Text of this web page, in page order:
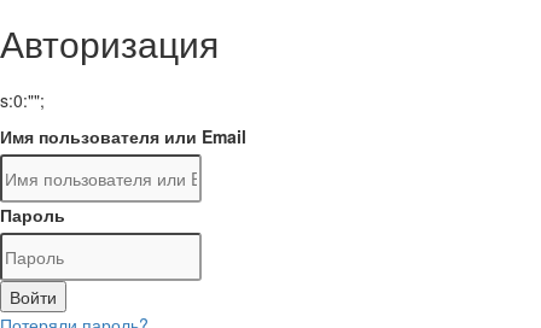
Авторизация
s:0:"";
Имя пользователя или Email
Пароль
Войти